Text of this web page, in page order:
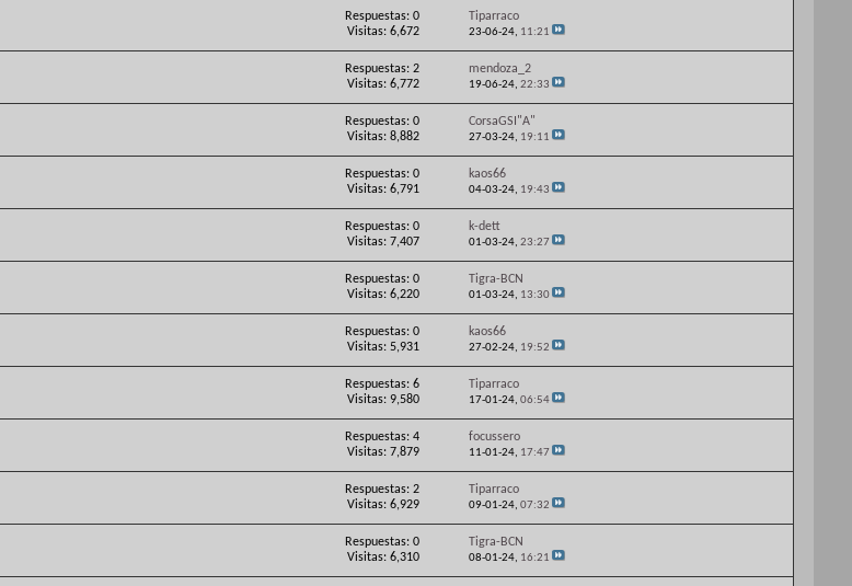
Respuestas: 0
Visitas: 6,672
Tiparraco
23-06-24, 11:21
Respuestas: 2
Visitas: 6,772
mendoza_2
19-06-24, 22:33
Respuestas: 0
Visitas: 8,882
CorsaGSI"A"
27-03-24, 19:11
Respuestas: 0
Visitas: 6,791
kaos66
04-03-24, 19:43
Respuestas: 0
Visitas: 7,407
k-dett
01-03-24, 23:27
Respuestas: 0
Visitas: 6,220
Tigra-BCN
01-03-24, 13:30
Respuestas: 0
Visitas: 5,931
kaos66
27-02-24, 19:52
Respuestas: 6
Visitas: 9,580
Tiparraco
17-01-24, 06:54
Respuestas: 4
Visitas: 7,879
focussero
11-01-24, 17:47
Respuestas: 2
Visitas: 6,929
Tiparraco
09-01-24, 07:32
Respuestas: 0
Visitas: 6,310
Tigra-BCN
08-01-24, 16:21